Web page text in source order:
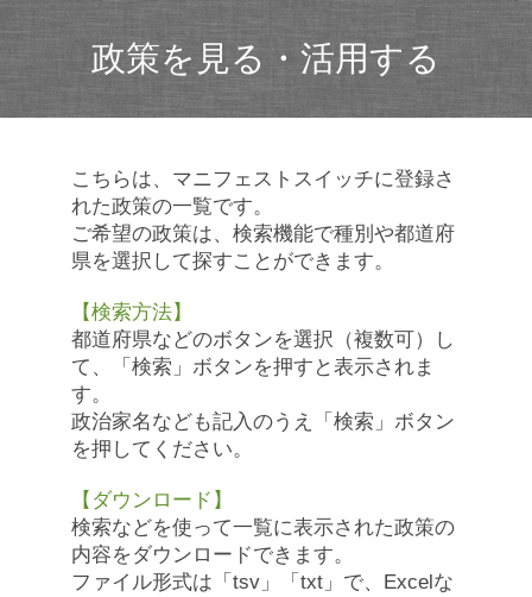
政策を見る・活用する
こちらは、マニフェストスイッチに登録さ
れた政策の一覧です。
ご希望の政策は、検索機能で種別や都道府
県を選択して探すことができます。
【検索方法】
都道府県などのボタンを選択（複数可）し
て、「検索」ボタンを押すと表示されま
す。
政治家名なども記入のうえ「検索」ボタン
を押してください。
【ダウンロード】
検索などを使って一覧に表示された政策の
内容をダウンロードできます。
ファイル形式は「tsv」「txt」で、Excelな